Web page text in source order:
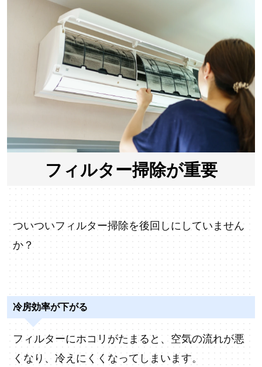
フィルター掃除が重要
ついついフィルター掃除を後回しにしていません
か？
冷房効率が下がる
フィルターにホコリがたまると、空気の流れが悪
くなり、冷えにくくなってしまいます。